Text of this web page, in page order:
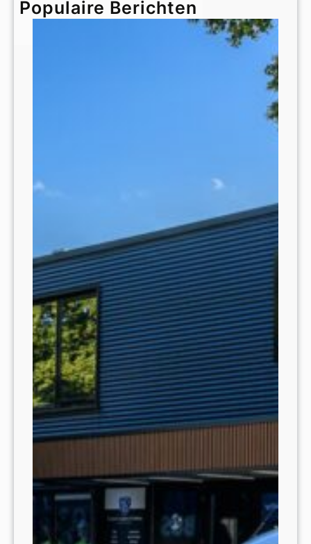
Populaire Berichten